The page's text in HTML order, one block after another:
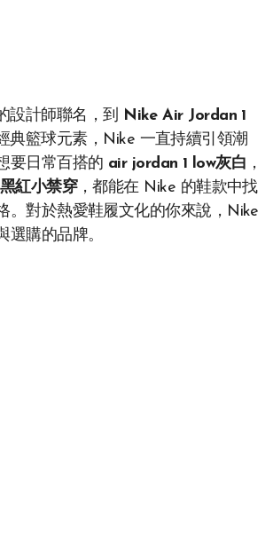
設計師聯名，到 Nike Air Jordan 1
典籃球元素，Nike 一直持續引領潮
要日常百搭的 air jordan 1 low灰白 ，
黑紅小禁穿，都能在 Nike 的鞋款中找
。對於熱愛鞋履文化的你來說，Nike
選購的品牌。